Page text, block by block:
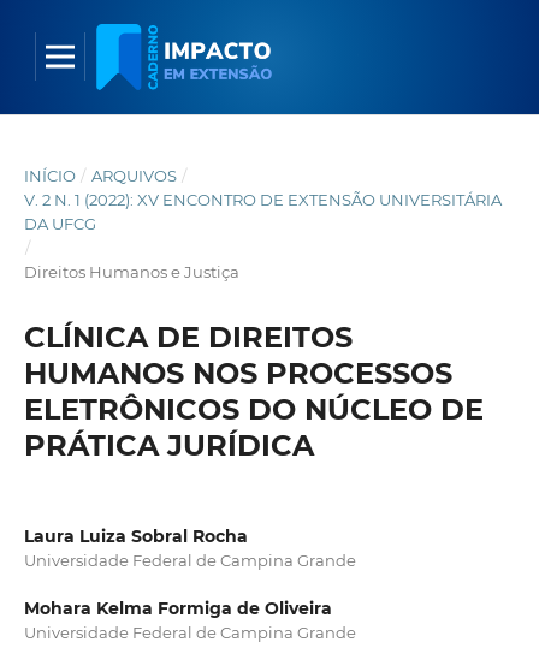
INÍCIO / ARQUIVOS /
V. 2 N. 1 (2022): XV ENCONTRO DE EXTENSÃO UNIVERSITÁRIA
DA UFCG
/
Direitos Humanos e Justiça
CLÍNICA DE DIREITOS
HUMANOS NOS PROCESSOS
ELETRÔNICOS DO NÚCLEO DE
PRÁTICA JURÍDICA
Laura Luiza Sobral Rocha
Universidade Federal de Campina Grande
Mohara Kelma Formiga de Oliveira
Universidade Federal de Campina Grande